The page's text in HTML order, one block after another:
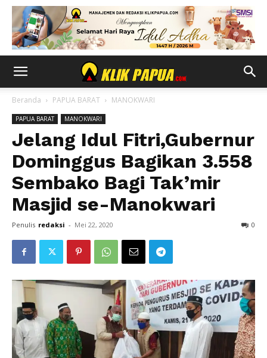
Beranda PAPUA BARAT MANOKWARI
PAPUA BARAT MANOKWARI
Jelang Idul Fitri,Gubernur
Dominggus Bagikan 3.558
Sembako Bagi Tak’mir
Masjid se-Manokwari
Penulis redaksi - Mei 22, 2020 0